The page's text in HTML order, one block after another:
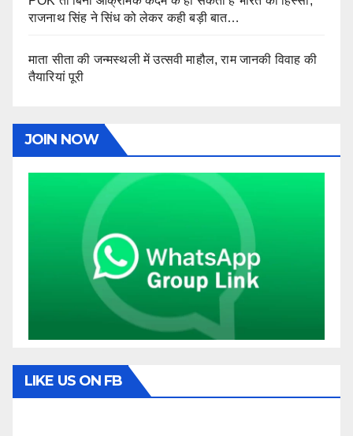
राजनाथ सिंह ने सिंध को लेकर कही बड़ी बात…
माता सीता की जन्मस्थली में उत्सवी माहौल, राम जानकी विवाह की
तैयारियां पूरी
JOIN NOW
LIKE US ON FB